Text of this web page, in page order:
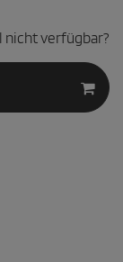
nicht verfügbar?